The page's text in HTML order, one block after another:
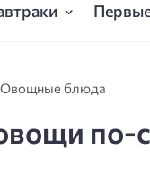
Овощные блюда
по-